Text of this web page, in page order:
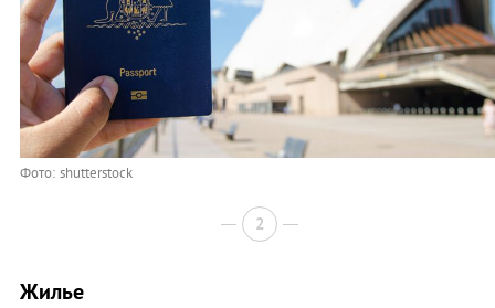
Фото: shutterstock
2
Жилье